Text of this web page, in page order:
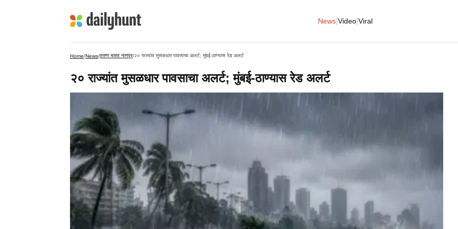
News Video Viral
Home/News/तरुण भारत नागपूर/२० राज्यांत मुसळधार पावसाचा अलर्ट; मुंबई-ठाण्यास रेड अलर्ट
२० राज्यांत मुसळधार पावसाचा अलर्ट; मुंबई-ठाण्यास रेड अलर्ट